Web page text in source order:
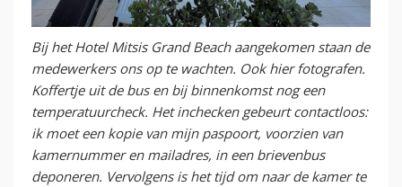
Bij het Hotel Mitsis Grand Beach aangekomen staan de
medewerkers ons op te wachten. Ook hier fotografen.
Koffertje uit de bus en bij binnenkomst nog een
temperatuurcheck. Het inchecken gebeurt contactloos:
ik moet een kopie van mijn paspoort, voorzien van
kamernummer en mailadres, in een brievenbus
deponeren. Vervolgens is het tijd om naar de kamer te